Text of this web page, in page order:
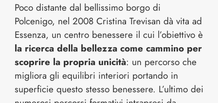
Poco distante dal bellissimo borgo di
Polcenigo, nel 2008 Cristina Trevisan dà vita ad
Essenza, un centro benessere il cui l’obiettivo è
la ricerca della bellezza come cammino per
scoprire la propria unicità: un percorso che
migliora gli equilibri interiori portando in
superficie questo stesso benessere. L’ultimo dei